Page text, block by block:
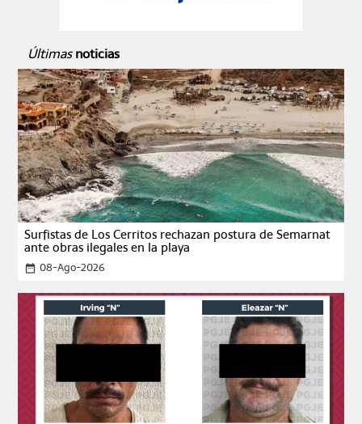
Últimas noticias
Surfistas de Los Cerritos rechazan postura de Semarnat
ante obras ilegales en la playa
date_range 08-Ago-2026